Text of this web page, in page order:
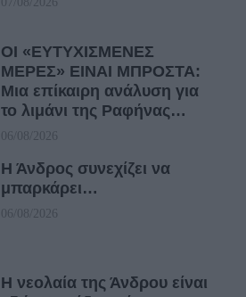
ΟΙ «ΕΥΤΥΧΙΣΜΕΝΕΣ
ΜΕΡΕΣ» ΕΙΝΑΙ ΜΠΡΟΣΤΑ:
Μια επίκαιρη ανάλυση για
το λιμάνι της Ραφήνας…
06/08/2026
Η Άνδρος συνεχίζει να
μπαρκάρει…
06/08/2026
Η νεολαία της Άνδρου είναι